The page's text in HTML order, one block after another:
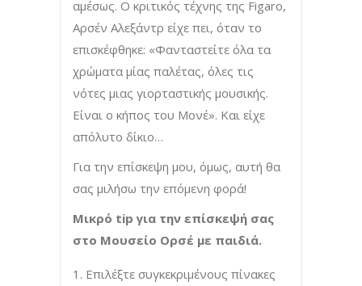
αμέσως. Ο κριτικός τέχνης της Figaro,
Αρσέν Αλεξάντρ είχε πει, όταν το
επισκέφθηκε: «Φανταστείτε όλα τα
χρώματα μίας παλέτας, όλες τις
νότες μιας γιορταστικής μουσικής.
Είναι ο κήπος του Μονέ». Και είχε
απόλυτο δίκιο…
Για την επίσκεψη μου, όμως, αυτή θα
σας μιλήσω την επόμενη φορά!
Μικρό tip για την επίσκεψή σας
στο Μουσείο Ορσέ με παιδιά.
Επιλέξτε συγκεκριμένους πίνακες